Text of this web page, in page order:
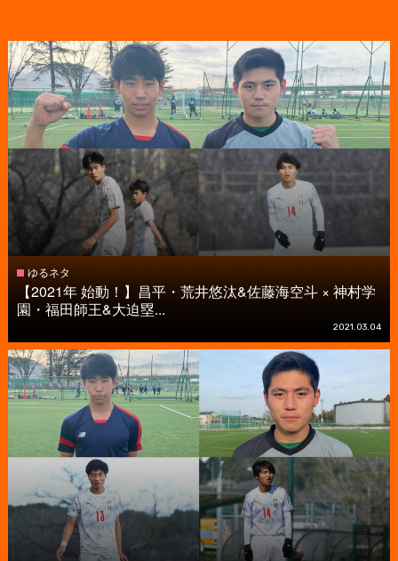
ゆるネタ
【2021年 始動！】昌平・荒井悠汰&佐藤海空斗 × 神村学
園・福田師王&大迫塁...
2021.03.04